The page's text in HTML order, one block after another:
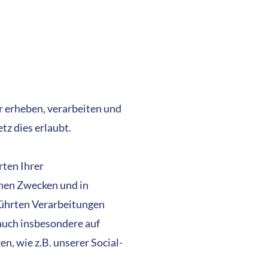
erheben, verarbeiten und
dies erlaubt.
Ihrer
Zwecken und in
Verarbeitungen
insbesondere auf
wie z.B. unserer Social-